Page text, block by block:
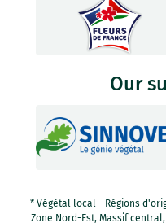
Our
* Végétal local - Régions
Zone Nord-Est, Massif